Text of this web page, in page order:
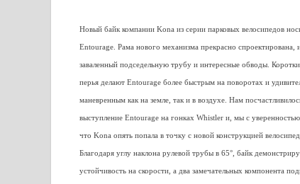
Новый байк компании Kona из серии парковых велосипедов
Entourage. Рама нового механизма прекрасно спроектирована,
заваленный подседельную трубу и интересные обводы.
перья делают Entourage более быстрым на поворотах и
маневренным как на земле, так и в воздухе. Нам
выступление Entourage на гонках Whistler и, мы с уверенностью
что Kona опять попала в точку с новой конструкцией
Благодаря углу наклона рулевой трубы в 65°, байк
устойчивость на скорости, а два замечательных компонента